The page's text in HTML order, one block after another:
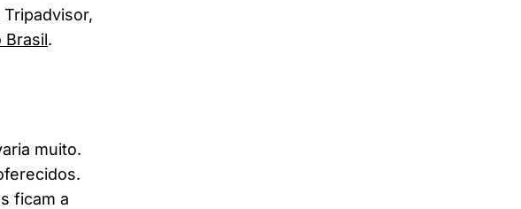
Brasil.
muito.
ficam a